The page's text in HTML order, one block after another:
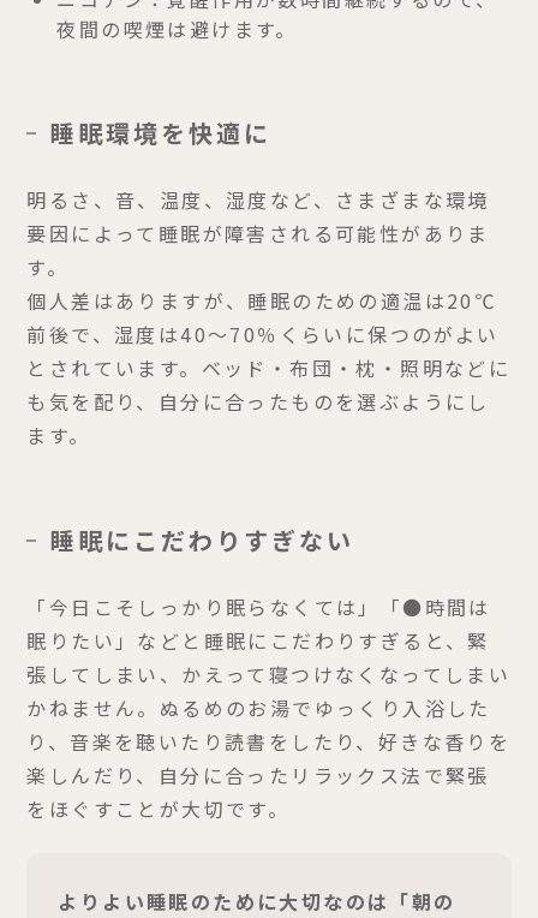
夜間の喫煙は避けます。
睡眠環境を快適に
明るさ、音、温度、湿度など、さまざまな環境
要因によって睡眠が障害される可能性がありま
す。
個人差はありますが、睡眠のための適温は20℃
前後で、湿度は40～70％くらいに保つのがよい
とされています。ベッド・布団・枕・照明などに
も気を配り、自分に合ったものを選ぶようにし
ます。
睡眠にこだわりすぎない
「今日こそしっかり眠らなくては」「●時間は
眠りたい」などと睡眠にこだわりすぎると、緊
張してしまい、かえって寝つけなくなってしまい
かねません。ぬるめのお湯でゆっくり入浴した
り、音楽を聴いたり読書をしたり、好きな香りを
楽しんだり、自分に合ったリラックス法で緊張
をほぐすことが大切です。
よりよい睡眠のために大切なのは「朝の